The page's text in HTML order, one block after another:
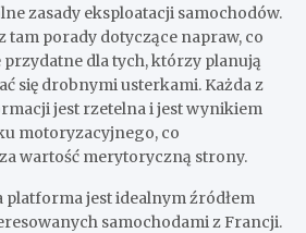
zasady eksploatacji samochodów.
tam porady dotyczące napraw, co
przydatne dla tych, którzy planują
się drobnymi usterkami. Każda z
jest rzetelna i jest wynikiem
motoryzacyjnego, co
wartość merytoryczną strony.
platforma jest idealnym źródłem
samochodami z Francji.